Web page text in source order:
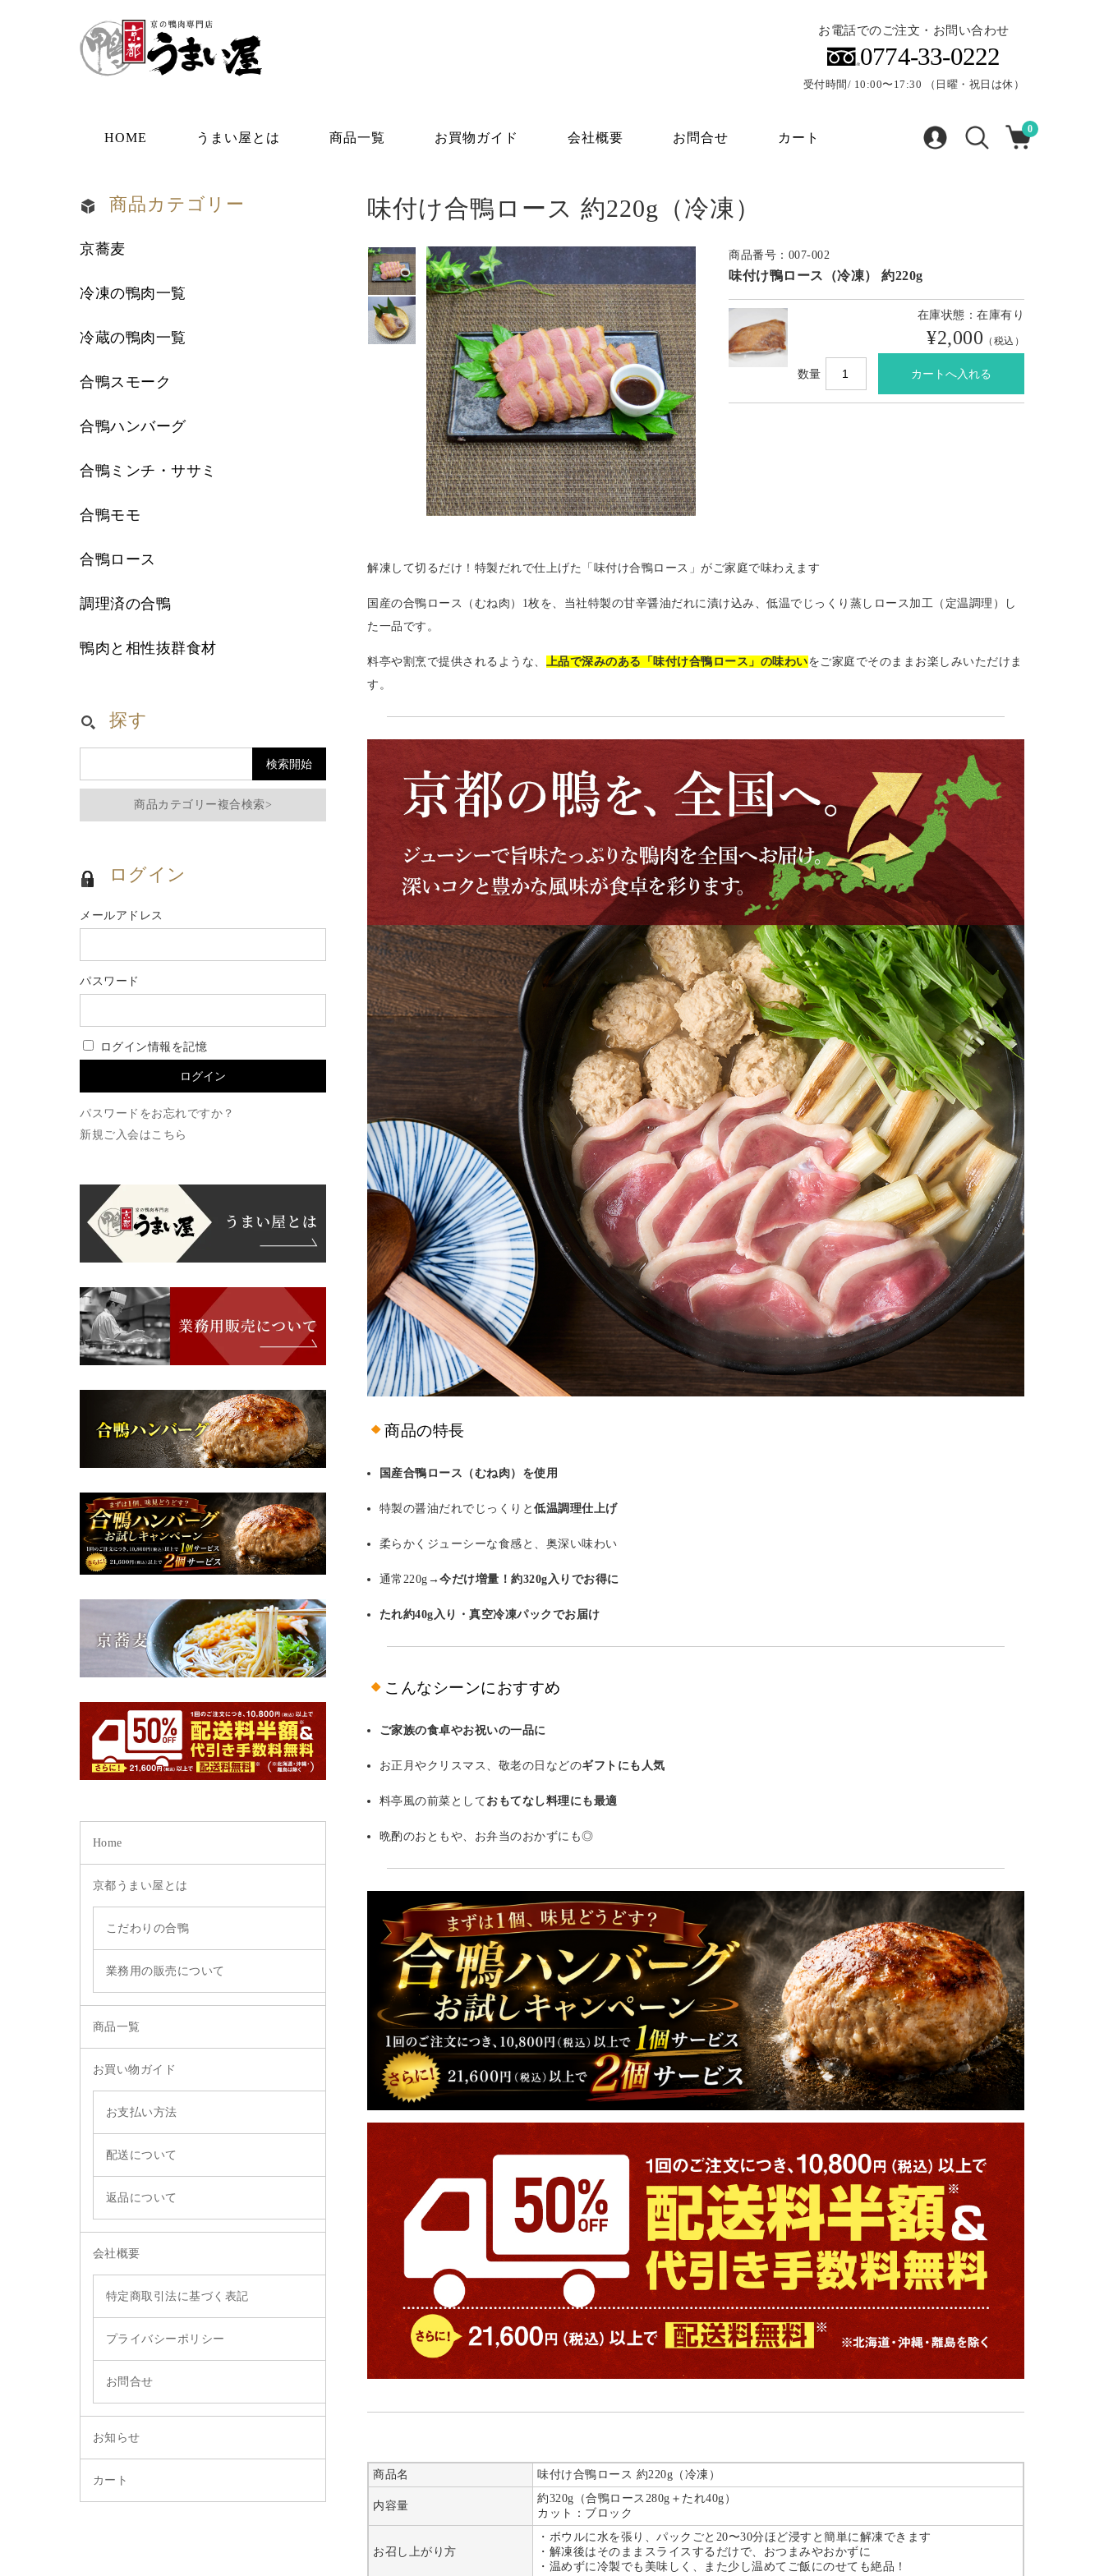
お電話でのご注文・お問い合わせ
0774-33-0222
受付時間/ 10:00〜17:30 （日曜・祝日は休）
0
HOME うまい屋とは 商品一覧 お買物ガイド 会社概要 お問合せ カート
味付け合鴨ロース 約220g（冷凍）
商品番号：007-002
味付け鴨ロース（冷凍） 約220g
在庫状態：在庫有り
¥2,000 （税込）
数量
解凍して切るだけ！特製だれで仕上げた「味付け合鴨ロース」がご家庭で味わえます
国産の合鴨ロース（むね肉）1枚を、当社特製の甘辛醤油だれに漬け込み、低温でじっくり蒸しロース加工（定温調理）し
た一品です。
料亭や割烹で提供されるような、 上品で深みのある「味付け合鴨ロース」の味わいをご家庭でそのままお楽しみいただけま
す。
商品の特長
国産合鴨ロース（むね肉）を使用
特製の醤油だれでじっくりと低温調理仕上げ
柔らかくジューシーな食感と、奥深い味わい
通常220g→今だけ増量！約320g入りでお得に
たれ約40g入り・真空冷凍パックでお届け
こんなシーンにおすすめ
ご家族の食卓やお祝いの一品に
お正月やクリスマス、敬老の日などのギフトにも人気
料亭風の前菜としておもてなし料理にも最適
晩酌のおともや、お弁当のおかずにも◎
商品名 味付け合鴨ロース 約220g（冷凍）
内容量
約320g（合鴨ロース280g＋たれ40g）
カット：ブロック
お召し上がり方
・ボウルに水を張り、パックごと20〜30分ほど浸すと簡単に解凍できます
・解凍後はそのままスライスするだけで、おつまみやおかずに
・温めずに冷製でも美味しく、また少し温めてご飯にのせても絶品！
商品カテゴリー
京蕎麦
冷凍の鴨肉一覧
冷蔵の鴨肉一覧
合鴨スモーク
合鴨ハンバーグ
合鴨ミンチ・ササミ
合鴨モモ
合鴨ロース
調理済の合鴨
鴨肉と相性抜群食材
探す
商品カテゴリー複合検索>
ログイン
メールアドレス
パスワード
ログイン情報を記憶
パスワードをお忘れですか？
新規ご入会はこちら
Home
京都うまい屋とは
こだわりの合鴨
業務用の販売について
商品一覧
お買い物ガイド
お支払い方法
配送について
返品について
会社概要
特定商取引法に基づく表記
プライバシーポリシー
お問合せ
お知らせ
カート